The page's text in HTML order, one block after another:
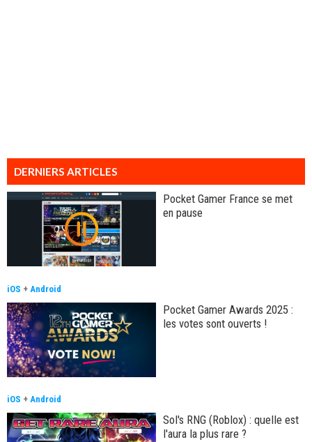
DERNIERS ARTICLES
Pocket Gamer France se met
en pause
iOS + Android
Pocket Gamer Awards 2025 :
les votes sont ouverts !
iOS + Android
Sol's RNG (Roblox) : quelle est
l'aura la plus rare ?